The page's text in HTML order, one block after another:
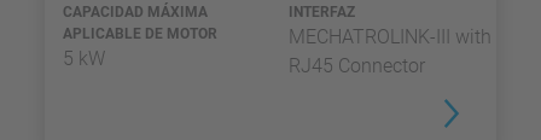
CAPACIDAD MÁXIMA
APLICABLE DE MOTOR
5 kW
INTERFAZ
MECHATROLINK-III with
RJ45 Connector